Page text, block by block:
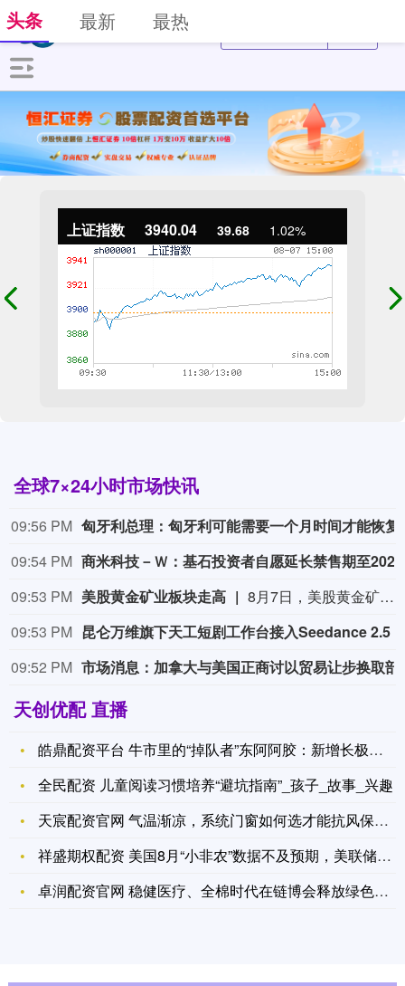
上证指数 3940.04 39.68 1.02%
全球7×24小时市场快讯
09:56 PM
09:54 PM
09:53 PM 美股黄金矿业板块走高
8月7日，美股黄金矿业板块走高，金田涨超10%，哈莫尼黄金涨超10%，科尔黛伦矿业涨超8%，纽曼矿业涨超6%，金罗斯黄金涨超6%。
09:53 PM 昆仑万维旗下天工短剧工作台接入Seedance 2.5
09:52 PM
天创优配 直播
皓鼎配资平台 牛市里的“掉队者”东阿阿胶：新增长极在哪？
全民配资 儿童阅读习惯培养“避坑指南”_孩子_故事_兴趣
天宸配资官网 气温渐凉，系统门窗如何选才能抗风保温不漏风？
祥盛期权配资 美国8月“小非农”数据不及预期，美联储9月降息
卓润配资官网 稳健医疗、全棉时代在链博会释放绿色动能 绿色实
头条 最新 最热